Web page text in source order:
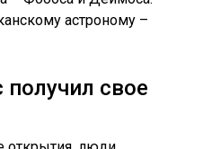
астроному –
получил свое